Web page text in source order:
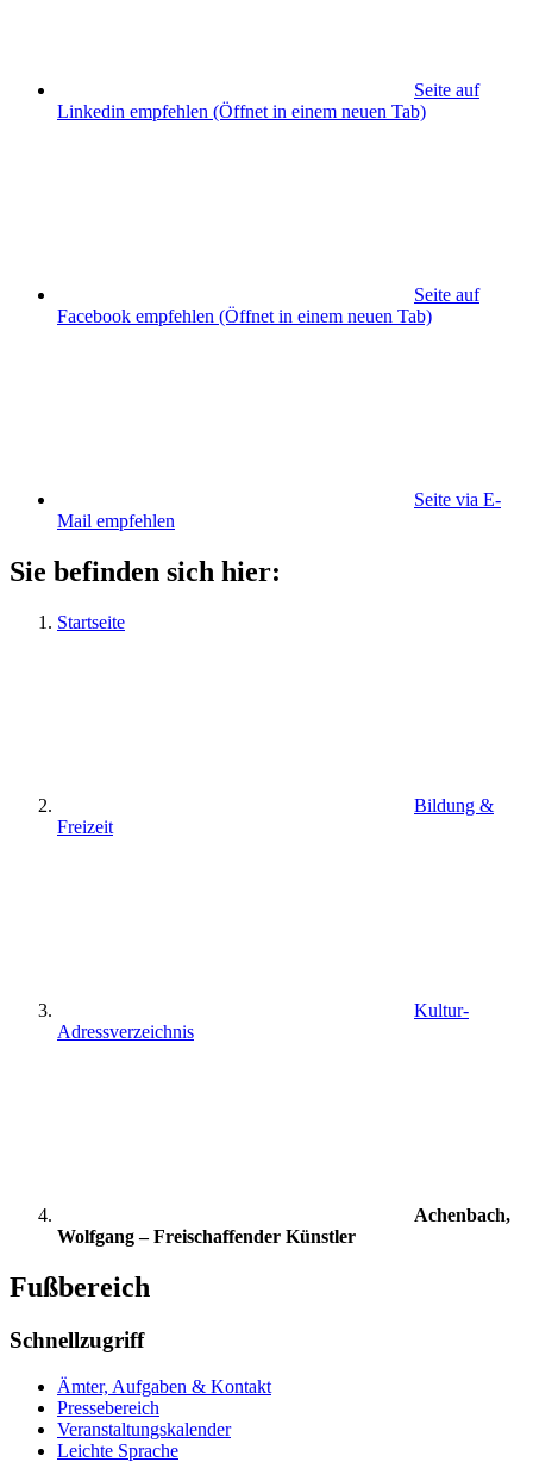
Seite auf
Linkedin empfehlen (Öffnet in einem neuen Tab)
Seite auf
Facebook empfehlen (Öffnet in einem neuen Tab)
Seite via E-
Mail empfehlen
Sie befinden sich hier:
Startseite
Bildung &
Freizeit
Kultur-
Adressverzeichnis
Achenbach,
Wolfgang – Freischaffender Künstler
Fußbereich
Schnellzugriff
Ämter, Aufgaben & Kontakt
Pressebereich
Veranstaltungskalender
Leichte Sprache